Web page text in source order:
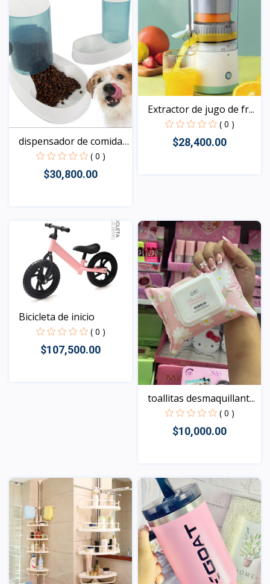
dispensador de comida
( 0 )
$30,800.00
Extractor de jugo de fr...
( 0 )
$28,400.00
Bicicleta de inicio
( 0 )
$107,500.00
toallitas desmaquillant...
( 0 )
$10,000.00
Vista